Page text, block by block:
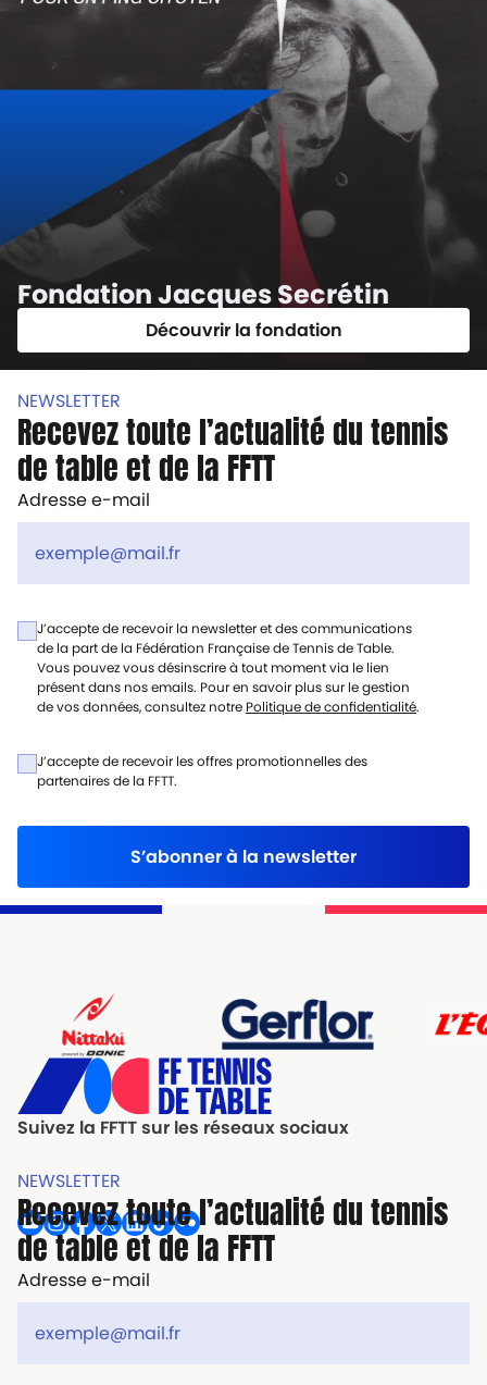
Fondation Jacques Secrétin
Découvrir la fondation
NEWSLETTER
Recevez toute l’actualité du tennis
de table et de la FFTT
Adresse e-mail
J’accepte de recevoir la newsletter et des communications
de la part de la Fédération Française de Tennis de Table.
Vous pouvez vous désinscrire à tout moment via le lien
présent dans nos emails. Pour en savoir plus sur le gestion
de vos données, consultez notre Politique de confidentialité.
J’accepte de recevoir les offres promotionnelles des
partenaires de la FFTT.
S’abonner à la newsletter
Suivez la FFTT sur les réseaux sociaux
NEWSLETTER
Recevez toute l’actualité du tennis
de table et de la FFTT
Adresse e-mail